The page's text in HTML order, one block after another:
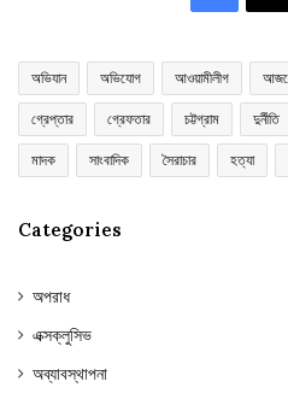
অভিযান অভিযোগ আওয়ামীলীগ
গ্রেপ্তার গ্রেফতার চট্টগ্রাম দুর্নীতি
মাদক সাংবাদিক সৈরাচার হত্যা
Categories
অপরাধ
এক্সক্লুসিভ
অব্যাবস্থাপনা